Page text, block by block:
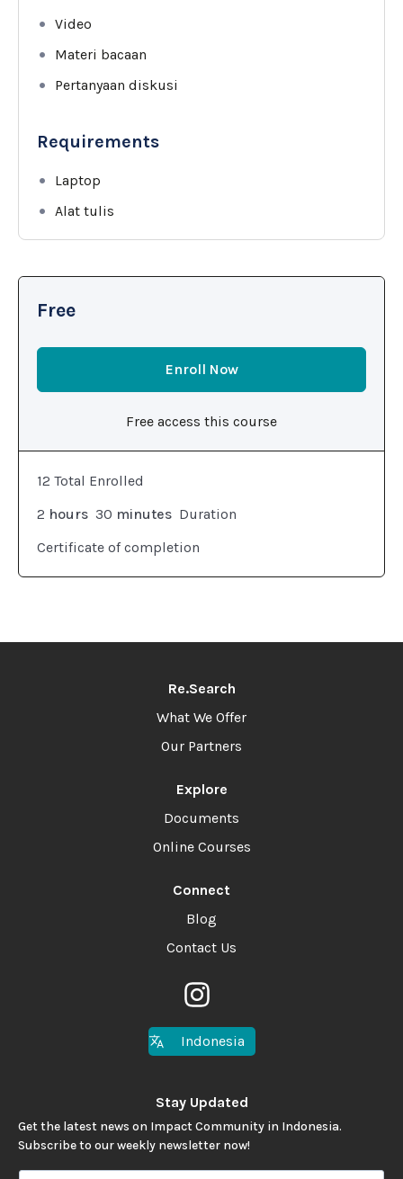
Free
Enroll Now
Free access this course
12 Total Enrolled
2 hours 30 minutes Duration
Certificate of completion
Video
Materi bacaan
Pertanyaan diskusi
Requirements
Laptop
Alat tulis
Re.Search
What We Offer
Our Partners
Explore
Documents
Online Courses
Connect
Blog
Contact Us
Indonesia
Stay Updated
Get the latest news on Impact Community in Indonesia.
Subscribe to our weekly newsletter now!